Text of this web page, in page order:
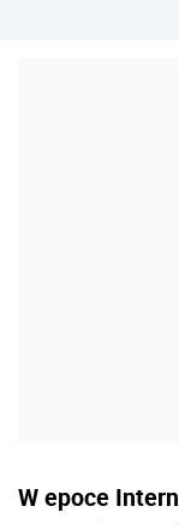
W epoce